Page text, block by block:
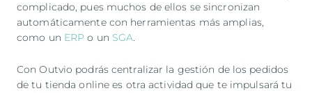
complicado, pues muchos de ellos se sincronizan
automáticamente con herramientas más amplias,
como un ERP o un SGA.
Con Outvio podrás centralizar la gestión de los pedidos
de tu tienda online es otra actividad que te impulsará tu